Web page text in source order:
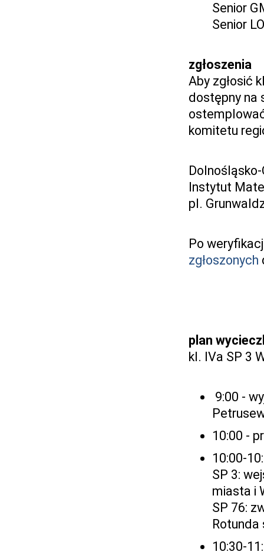
Senior
Senior
zgłoszenia
Aby zgłosić
dostępny na
komitetu
Instytut
pl.
Po
zgłoszonych
plan
kl. IVa SP 3
9:00 -
10:00 -
10:00-
SP 3:
miasta i
SP 76:
10:30-